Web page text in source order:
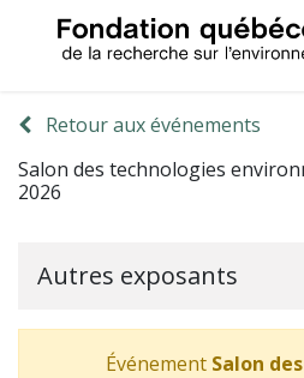
Retour aux événements
Salon des technologies
2026
Autres exposants
Événement Salon